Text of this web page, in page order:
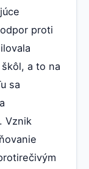
proti
a to na
sa
Vznik